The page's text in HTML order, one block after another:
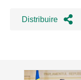
Distribuire